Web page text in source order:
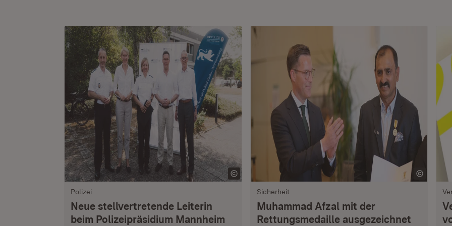
Polizei
Neue stellvertretende Leiterin
beim Polizeipräsidium Mannheim
Sicherheit
Muhammad Afzal mit der
Rettungsmedaille ausgezeichnet